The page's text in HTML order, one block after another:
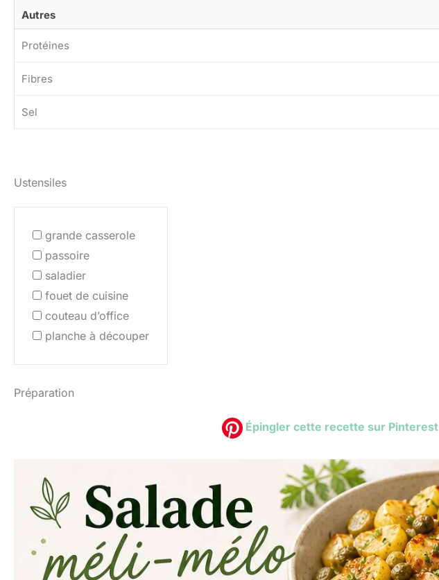
Autres
Protéines
Fibres
Sel
Ustensiles
grande casserole
passoire
saladier
fouet de cuisine
couteau d’office
planche à découper
Préparation
Épingler cette recette sur Pinterest